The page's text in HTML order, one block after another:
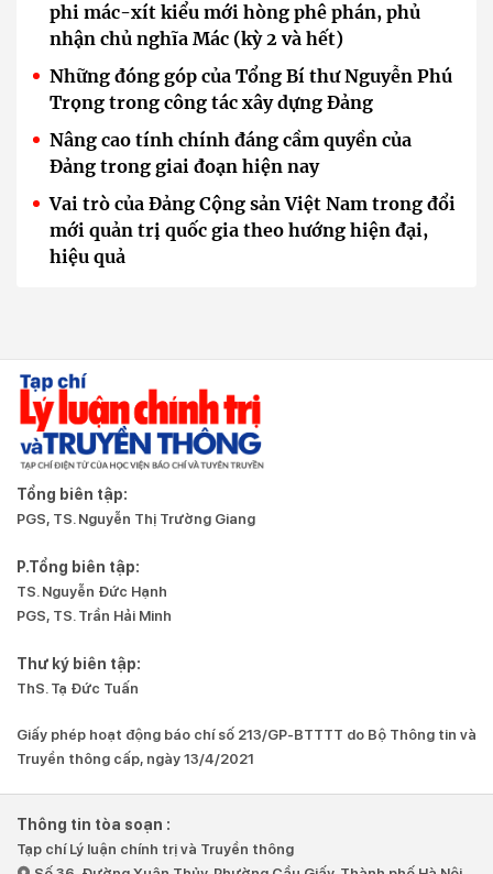
phi mác-xít kiểu mới hòng phê phán, phủ
nhận chủ nghĩa Mác (kỳ 2 và hết)
Những đóng góp của Tổng Bí thư Nguyễn Phú
Trọng trong công tác xây dựng Đảng
Nâng cao tính chính đáng cầm quyền của
Đảng trong giai đoạn hiện nay
Vai trò của Đảng Cộng sản Việt Nam trong đổi
mới quản trị quốc gia theo hướng hiện đại,
hiệu quả
Tổng biên tập:
PGS, TS. Nguyễn Thị Trường Giang
P.Tổng biên tập:
TS. Nguyễn Đức Hạnh
PGS, TS. Trần Hải Minh
Thư ký biên tập:
ThS. Tạ Đức Tuấn
Giấy phép hoạt động báo chí số 213/GP-BTTTT do Bộ Thông tin và
Truyền thông cấp, ngày 13/4/2021
Thông tin tòa soạn :
Tạp chí Lý luận chính trị và Truyền thông